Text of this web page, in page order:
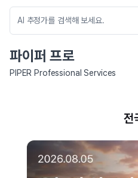
파이퍼 프로
PIPER Professional Services